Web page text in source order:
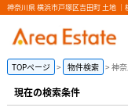
神奈川県 横浜市戸塚区吉田町 土地
TOPページ 物件検索 神
現在の検索条件